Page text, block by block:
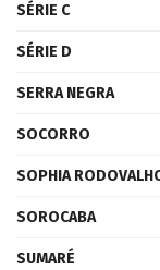
SÉRIE C
SÉRIE D
SERRA NEGRA
SOCORRO
SOPHIA
SOROCABA
SUMARÉ